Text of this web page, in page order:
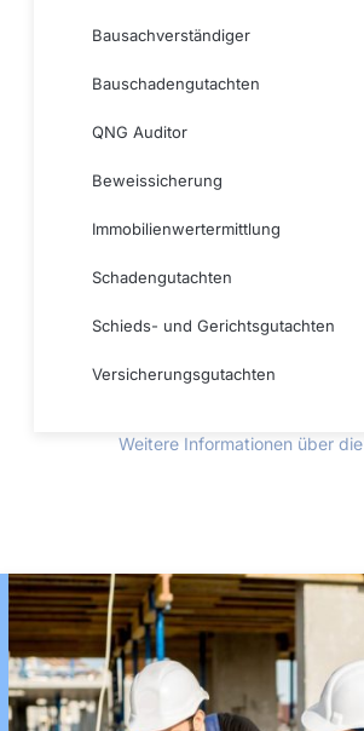
Bausachverständiger
Bauschadengutachten
QNG Auditor
Beweissicherung
Immobilienwertermittlung
Schadengutachten
Schieds- und Gerichtsgutachten
Versicherungsgutachten
Weitere Informationen über die